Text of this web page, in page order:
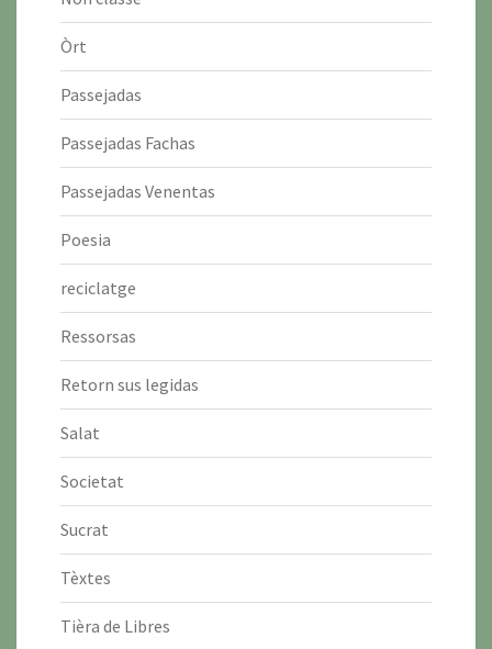
Òrt
Passejadas
Passejadas Fachas
Passejadas Venentas
Poesia
reciclatge
Ressorsas
Retorn sus legidas
Salat
Societat
Sucrat
Tèxtes
Tièra de Libres